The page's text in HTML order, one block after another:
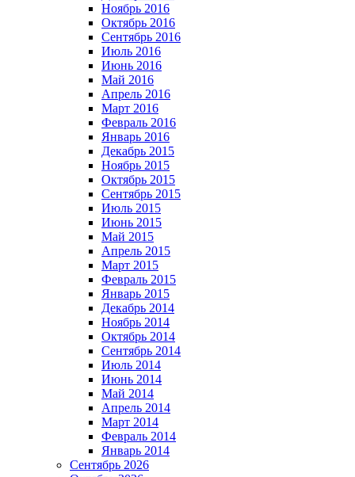
Ноябрь 2016
Октябрь 2016
Сентябрь 2016
Июль 2016
Июнь 2016
Май 2016
Апрель 2016
Март 2016
Февраль 2016
Январь 2016
Декабрь 2015
Ноябрь 2015
Октябрь 2015
Сентябрь 2015
Июль 2015
Июнь 2015
Май 2015
Апрель 2015
Март 2015
Февраль 2015
Январь 2015
Декабрь 2014
Ноябрь 2014
Октябрь 2014
Сентябрь 2014
Июль 2014
Июнь 2014
Май 2014
Апрель 2014
Март 2014
Февраль 2014
Январь 2014
Сентябрь 2026